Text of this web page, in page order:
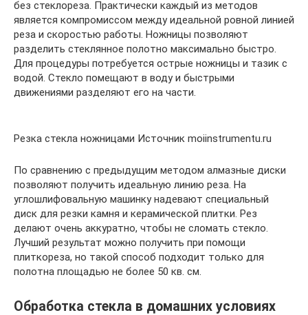
без стеклореза. Практически каждый из методов
является компромиссом между идеальной ровной линией
реза и скоростью работы. Ножницы позволяют
разделить стеклянное полотно максимально быстро.
Для процедуры потребуется острые ножницы и тазик с
водой. Стекло помещают в воду и быстрыми
движениями разделяют его на части.
Резка стекла ножницами Источник moiinstrumentu.ru
По сравнению с предыдущим методом алмазные диски
позволяют получить идеальную линию реза. На
углошлифовальную машинку надевают специальный
диск для резки камня и керамической плитки. Рез
делают очень аккуратно, чтобы не сломать стекло.
Лучший результат можно получить при помощи
плиткореза, но такой способ подходит только для
полотна площадью не более 50 кв. см.
Обработка стекла в домашних условиях